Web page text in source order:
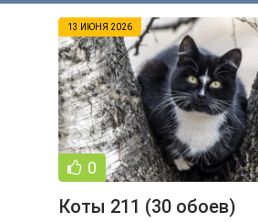
13 ИЮНЯ 2026
0
Коты 211 (30 обоев)